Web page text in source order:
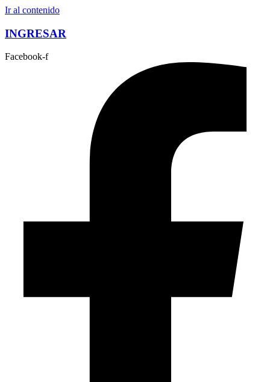
Ir al contenido
INGRESAR
Facebook-f